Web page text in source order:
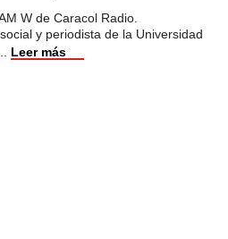
W de Caracol Radio.
y periodista de la Universidad
Leer más